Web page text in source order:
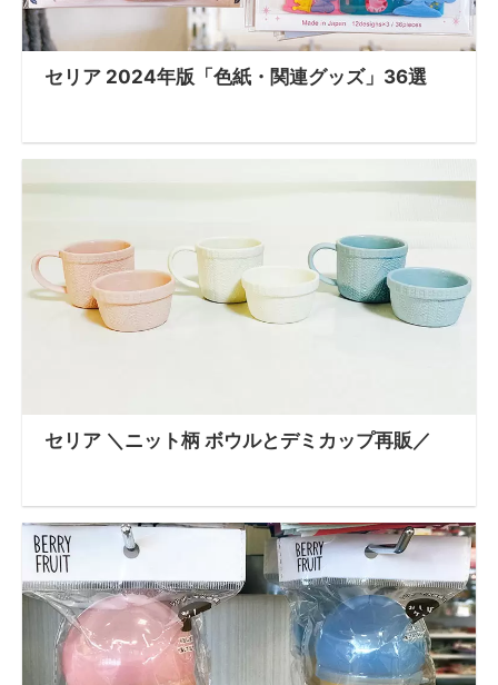
セリア 2024年版「色紙・関連グッズ」36選
セリア ＼ニット柄 ボウルとデミカップ再販／